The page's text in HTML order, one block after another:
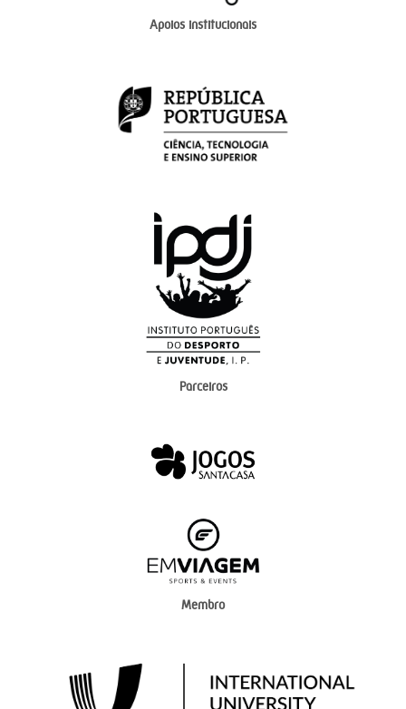
Apoios institucionais
Parceiros
Membro